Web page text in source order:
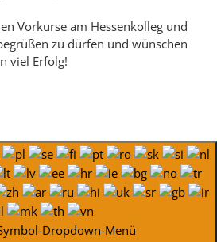
Vorkurse am Hessenkolleg und
zu dürfen und wünschen
viel Erfolg!